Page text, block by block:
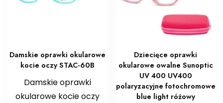
Damskie oprawki okularowe
kocie oczy STAC-60B
Damskie oprawki
okularowe kocie oczy
Dziecięce oprawki
okularowe owalne Sunoptic
UV 400 UV400
polaryzacyjne fotochromowe
blue light różowy